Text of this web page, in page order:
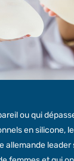
ou qui
en silicone,
allemande leader